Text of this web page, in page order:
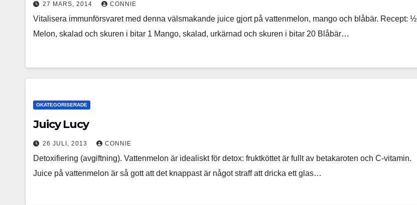
27 MARS, 2014 CONNIE
Vitalisera immunförsvaret med denna välsmakande juice gjort på vattenmelon, mango och blåbär. Recept: ½
Melon, skalad och skuren i bitar 1 Mango, skalad, urkärnad och skuren i bitar 20 Blåbär…
OKATEGORISERADE
Juicy Lucy
26 JULI, 2013 CONNIE
Detoxifiering (avgiftning). Vattenmelon är idealiskt för detox: fruktköttet är fullt av betakaroten och C-vitamin.
Juice på vattenmelon är så gott att det knappast är något straff att dricka ett glas…